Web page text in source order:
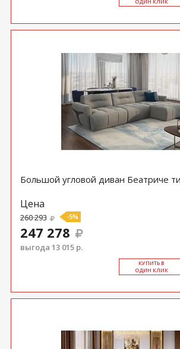
Большой угловой диван Беатриче
Цена
260 293 -5%
247 278
выгода 13 015 р.
КУ­ПИТЬ В
ОДИН КЛИК